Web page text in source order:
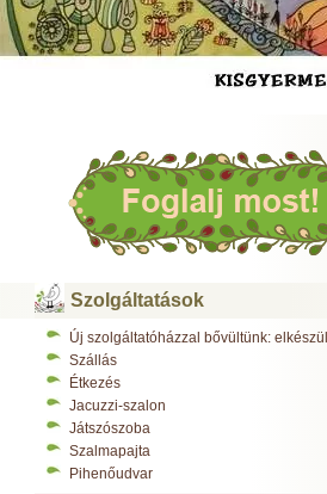
Szolgáltatások
Új szolgáltatóházzal bővültünk:
Szállás
Étkezés
Jacuzzi-szalon
Játszószoba
Szalmapajta
Pihenőudvar